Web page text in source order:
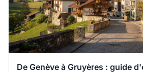
De Genève à Gruyères : guide